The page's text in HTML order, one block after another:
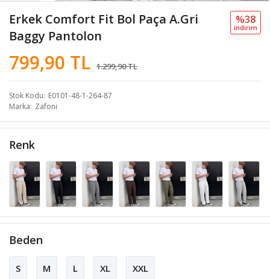
Erkek Comfort Fit Bol Paça A.Gri
Baggy Pantolon
799,90 TL 1.299,90 TL
%38
i̇ndi̇ri̇m
Stok Kodu E0101-48-1-264-87
Marka Zafoni
Renk
Beden
S M L XL XXL